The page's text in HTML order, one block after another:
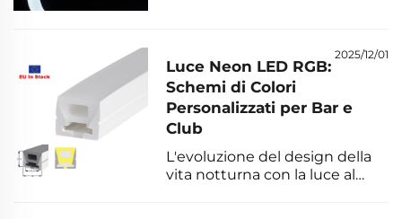
morbida luminosità delle luci
al neon LED. Le luci al neon
LED uniscono stile
contemporaneo e luce calda e
invitante, rendendole perfette
zona notte...
2025/12/01
Luce Neon LED RGB:
Schemi di Colori
Personalizzati per Bar e
Club
L'evoluzione del design della
vita notturna con la luce al